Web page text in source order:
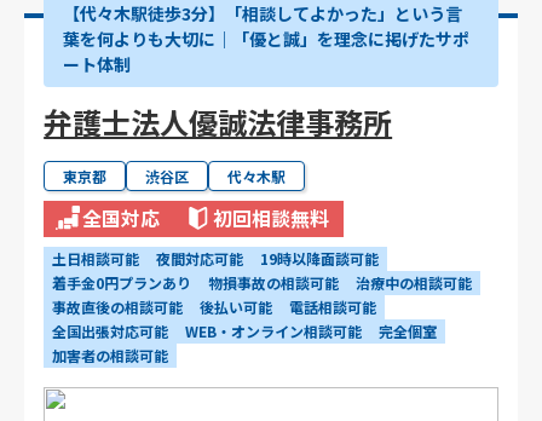
【代々木駅徒歩3分】「相談してよかった」という言
葉を何よりも大切に｜「優と誠」を理念に掲げたサポ
ート体制
弁護士法人優誠法律事務所
東京都 渋谷区 代々木駅
全国対応 初回相談無料
土日相談可能 夜間対応可能
19時以降面談可能
着手金0円プランあり
物損事故の相談可能
治療中の相談可能
事故直後の相談可能
後払い可能
電話相談可能
全国出張対応可能
WEB・オンライン相談可能
完全個室
加害者の相談可能